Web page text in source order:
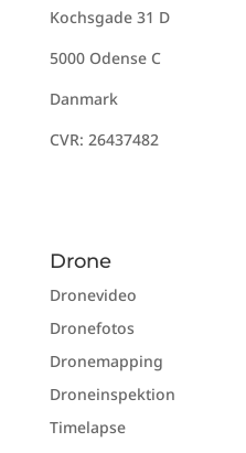
Kochsgade 31 D
5000 Odense C
Danmark
CVR: 26437482
Drone
Dronevideo
Dronefotos
Dronemapping
Droneinspektion
Timelapse